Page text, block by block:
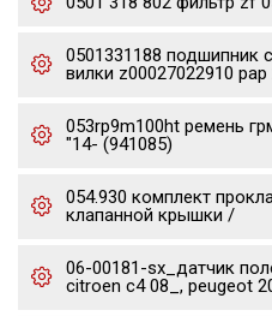
0501331188 подшипник
вилки z00027022910
053rp9m100ht ремень
"14- (941085)
054.930 комплект
клапанной крышки /
06-00181-sx_датчик
citroen c4 08_, peugeot